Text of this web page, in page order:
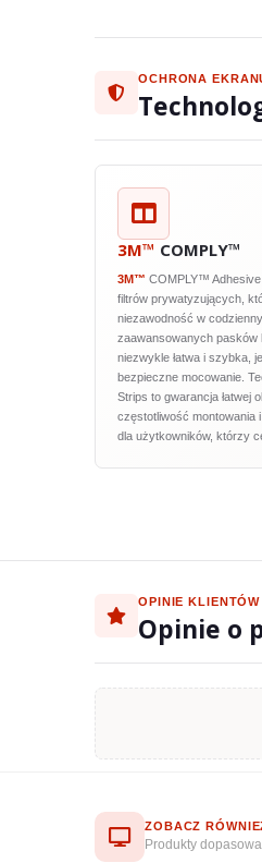
OCHRONA
3M™ COMPLY™
3M™ COMPLY™
filtrów prywatyzujących,
niezawodność w
zaawansowanych pasków
niezwykle łatwa i szybka,
bezpieczne mocowanie.
Strips to gwarancja łatwej
częstotliwość montowania
dla użytkowników, którzy
OPINIE KLIENTÓW
Opinie o
ZOBACZ
Produkty